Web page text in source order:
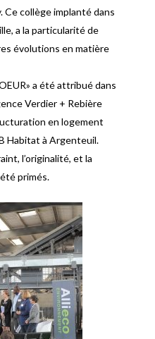
Ce collège implanté dans
a la particularité de
évolutions en matière
a été attribué dans
Verdier + Rebière
en logement
Habitat à Argenteuil.
l’originalité, et la
primés.